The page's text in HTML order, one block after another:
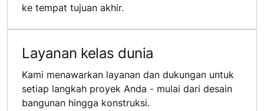
ke tempat tujuan akhir.
Layanan kelas dunia
Kami menawarkan layanan dan dukungan untuk
setiap langkah proyek Anda - mulai dari desain
bangunan hingga konstruksi.